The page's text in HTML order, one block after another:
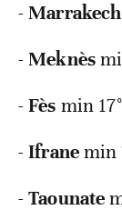
-Marrakech
-Meknès
-Fès min
-Ifranemin
-Taounate